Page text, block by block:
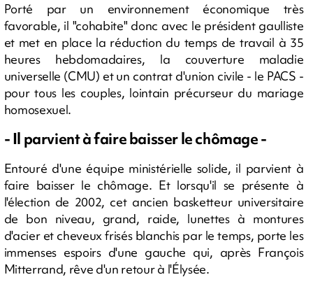
Porté par un environnement économique très
favorable, il "cohabite" donc avec le président gaulliste
et met en place la réduction du temps de travail à 35
heures hebdomadaires, la couverture maladie
universelle (CMU) et un contrat d'union civile - le PACS -
pour tous les couples, lointain précurseur du mariage
homosexuel.
- Il parvient à faire baisser le chômage -
Entouré d'une équipe ministérielle solide, il parvient à
faire baisser le chômage. Et lorsqu'il se présente à
l'élection de 2002, cet ancien basketteur universitaire
de bon niveau, grand, raide, lunettes à montures
d'acier et cheveux frisés blanchis par le temps, porte les
immenses espoirs d'une gauche qui, après François
Mitterrand, rêve d'un retour à l'Élysée.